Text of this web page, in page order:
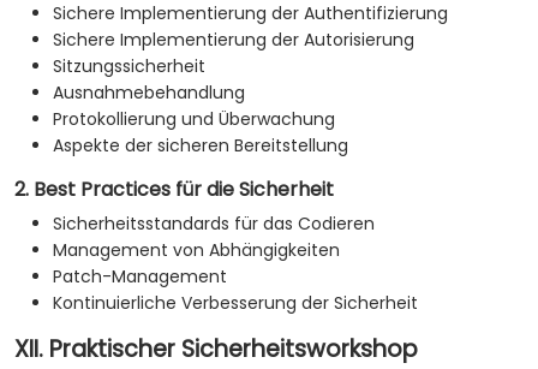
Sichere Implementierung der Authentifizierung
Sichere Implementierung der Autorisierung
Sitzungssicherheit
Ausnahmebehandlung
Protokollierung und Überwachung
Aspekte der sicheren Bereitstellung
2. Best Practices für die Sicherheit
Sicherheitsstandards für das Codieren
Management von Abhängigkeiten
Patch-Management
Kontinuierliche Verbesserung der Sicherheit
XII. Praktischer Sicherheitsworkshop